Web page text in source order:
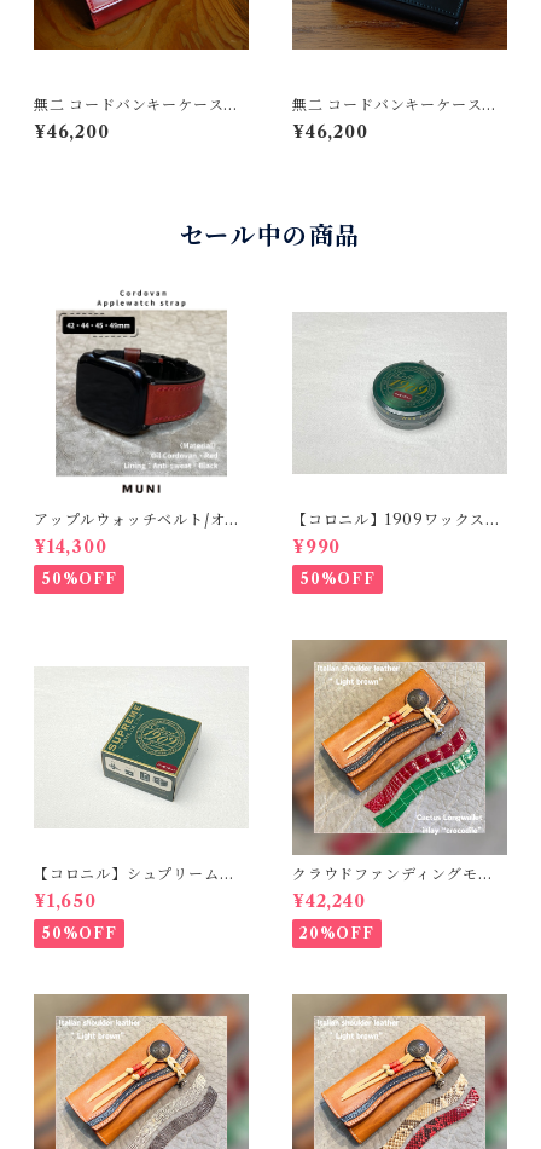
無二 コードバンキーケース
オイルコードバン・レッド×ベ
ージュ
¥46,200
無二 コードバンキーケース
オイルコードバン・ブラック×
イタリーオイルショルダー・
¥46,200
セール中の商品
アップルウォッチベルト/オイ
ルコードバン・レッド・フラ
ット（For 42/44/45/49m
m）時計バンド
¥14,300
50%OFF
【コロニル】1909ワックスポ
リッシュ バーガンディ（革
靴用）
¥990
50%OFF
【コロニル】シュプリームク
リームDX バーガンディ
¥1,650
50%OFF
クラウドファンディングモデ
ル！Cactus・カクタス ロン
グウォレット（CWBL-03）
インレイ・クロコダイル × イ
タリアンショルダーレザー
¥42,240
20%OFF